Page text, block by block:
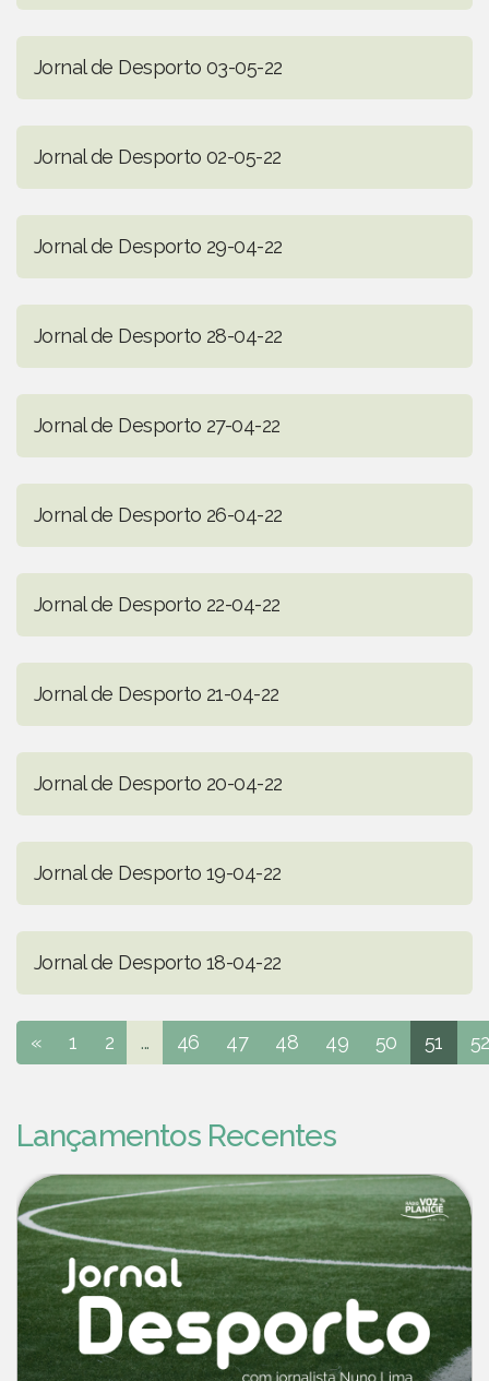
Jornal de Desporto 03-05-22
Jornal de Desporto 02-05-22
Jornal de Desporto 29-04-22
Jornal de Desporto 28-04-22
Jornal de Desporto 27-04-22
Jornal de Desporto 26-04-22
Jornal de Desporto 22-04-22
Jornal de Desporto 21-04-22
Jornal de Desporto 20-04-22
Jornal de Desporto 19-04-22
Jornal de Desporto 18-04-22
« 1 2 ... 46 47 48 49 50 51 52
Lançamentos Recentes